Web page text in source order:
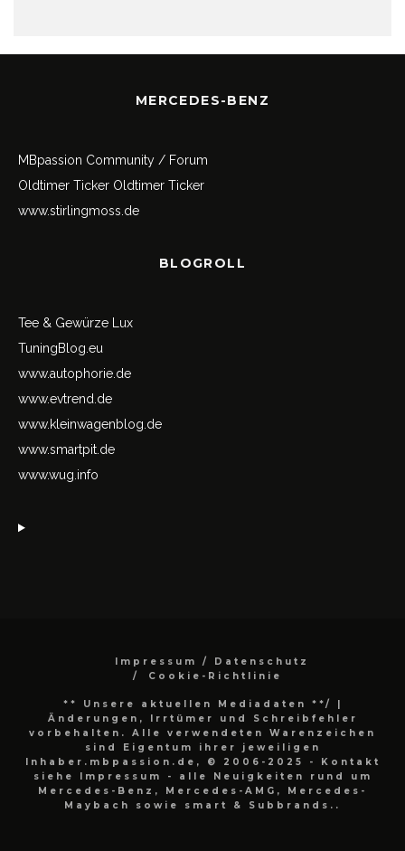
MERCEDES-BENZ
MBpassion Community / Forum
Oldtimer Ticker Oldtimer Ticker
www.stirlingmoss.de
BLOGROLL
Tee & Gewürze Lux
TuningBlog.eu
www.autophorie.de
www.evtrend.de
www.kleinwagenblog.de
www.smartpit.de
www.wug.info
Impressum / Datenschutz
Cookie-Richtlinie
** Unsere aktuellen Mediadaten **/
Änderungen, Irrtümer und Schreibfehler
vorbehalten. Alle verwendeten Warenzeichen
sind Eigentum ihrer jeweiligen
Inhaber.mbpassion.de, © 2006-2025 - Kontakt
siehe Impressum - alle Neuigkeiten rund um
Mercedes-Benz, Mercedes-AMG, Mercedes-
Maybach sowie smart & Subbrands..